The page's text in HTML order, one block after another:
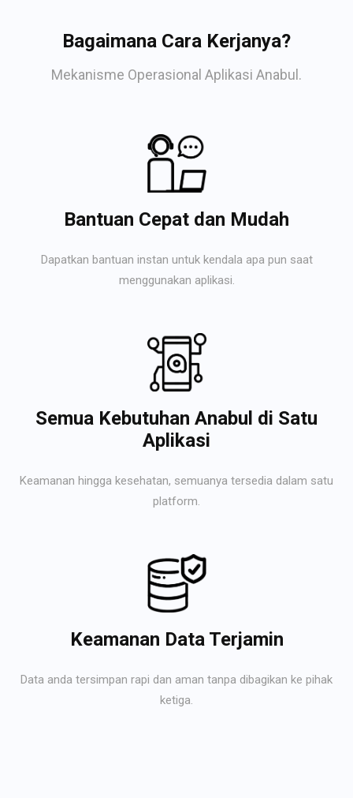
Bagaimana Cara Kerjanya?
Mekanisme Operasional Aplikasi Anabul.
Bantuan Cepat dan Mudah
Dapatkan bantuan instan untuk kendala apa pun saat
menggunakan aplikasi.
Semua Kebutuhan Anabul di Satu
Aplikasi
Keamanan hingga kesehatan, semuanya tersedia dalam satu
platform.
Keamanan Data Terjamin
Data anda tersimpan rapi dan aman tanpa dibagikan ke pihak
ketiga.